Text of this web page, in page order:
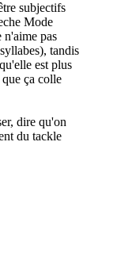
subjectifs
Mode
n'aime pas
tandis
est plus
ça colle
dire qu'on
du tackle